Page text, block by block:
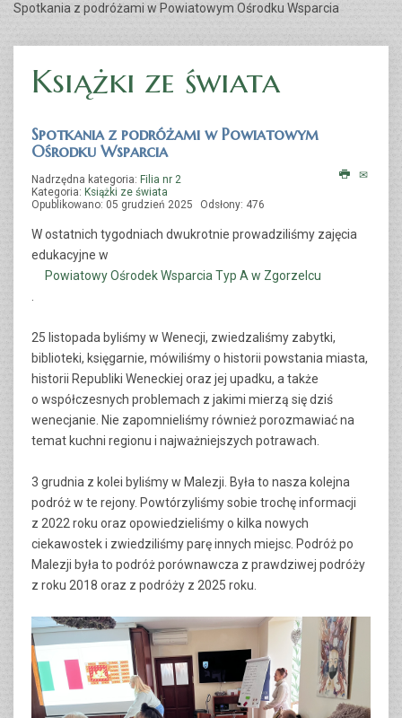
Spotkania z podróżami w Powiatowym Ośrodku Wsparcia
Książki ze świata
Spotkania z podróżami w Powiatowym
Ośrodku Wsparcia
Nadrzędna kategoria: Filia nr 2
Kategoria: Książki ze świata
Opublikowano: 05 grudzień 2025
Odsłony: 476
W ostatnich tygodniach dwukrotnie prowadziliśmy zajęcia
edukacyjne w
Powiatowy Ośrodek Wsparcia Typ A w Zgorzelcu
25 listopada byliśmy w Wenecji, zwiedzaliśmy zabytki,
biblioteki, księgarnie, mówiliśmy o historii powstania miasta,
historii Republiki Weneckiej oraz jej upadku, a także
o współczesnych problemach z jakimi mierzą się dziś
wenecjanie. Nie zapomnieliśmy również porozmawiać na
temat kuchni regionu i najważniejszych potrawach.
3 grudnia z kolei byliśmy w Malezji. Była to nasza kolejna
podróż w te rejony. Powtórzyliśmy sobie trochę informacji
z 2022 roku oraz opowiedzieliśmy o kilka nowych
ciekawostek i zwiedziliśmy parę innych miejsc. Podróż po
Malezji była to podróż porównawcza z prawdziwej podróży
z roku 2018 oraz z podróży z 2025 roku.